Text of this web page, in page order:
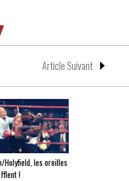
Article Suivant
Holyfield, les oreilles
!